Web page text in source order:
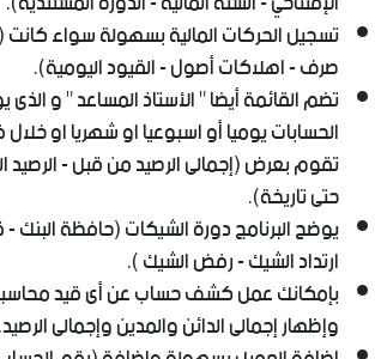
تسجيل الحركات المالية بسهولة سواء
صرف - اهلاكات أصول - القيود اليومية).
تضم القائمة أيضا " الأستاذ المساعد " و
الحسابات يوميا أو اسبوعيا او شهريا او
تقوم بعرض (إجمالى الرصيد من قبل - الرصيد
حتى تاريخة).
يوضح البرنامج دورة الشيكات (حافظة البنك
ارتداد الشيك - رفض الشيك ).
بإمكانك عمل كشف حساب عن أى قيد
وإظهار إجمالى الدائن والمدين وإجمالى الرصيد.